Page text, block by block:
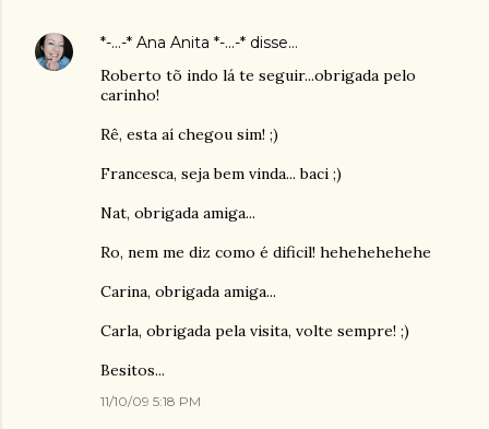
*-...-* Ana Anita *-...-* disse…
Roberto tõ indo lá te seguir...obrigada pelo
carinho!
Rê, esta aí chegou sim! ;)
Francesca, seja bem vinda... baci ;)
Nat, obrigada amiga...
Ro, nem me diz como é dificil! hehehehehehe
Carina, obrigada amiga...
Carla, obrigada pela visita, volte sempre! ;)
Besitos...
11/10/09 5:18 PM